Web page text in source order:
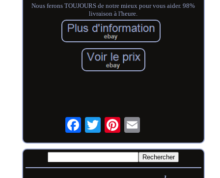
Nous ferons TOUJOURS de notre mieux pour vous aider. 98%
livraison à l'heure.